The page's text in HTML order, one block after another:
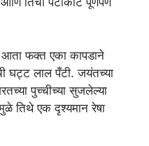
आता फक्त एका कापडाने
घट्ट लाल पँटी. जयंतच्या
पुच्चीच्या सुजलेल्या
तिथे एक दृश्यमान रेषा